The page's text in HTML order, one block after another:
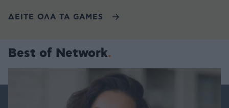
ΔΕΙΤΕ ΟΛΑ ΤΑ GAMES
Best of Network